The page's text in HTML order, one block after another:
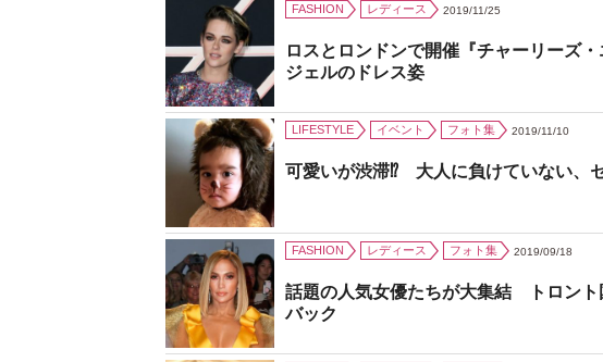
FASHION レディース 2019/11/25
ロスとロンドンで開催『チャーリーズ
ジェルのドレス姿
LIFESTYLE イベント フォト集 2019/11/10
可愛いが渋滞⁉ 大人に負けていない、
FASHION レディース フォト集 2019/09/18
話題の人気女優たちが大集結 トロント
バック